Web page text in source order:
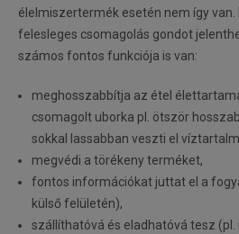
élelmiszertermék esetén nem így van.
felesleges csomagolás gondot
számos fontos funkciója is van:
meghosszabbítja az étel
csomagolt uborka pl. ötször
sokkal lassabban veszti el
megvédi a törékeny terméket,
fontos információkat juttat el a
külső felületén),
szállíthatóvá és eladhatóvá tesz (pl.